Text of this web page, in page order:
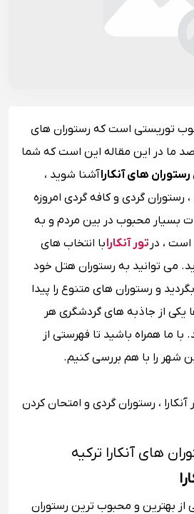
توریستی است که رستوران های
ما در این مقاله این است که شما
های آنکاراآشنا شوید ،
گردی و کافه گردی امروزه
بسیار محبوب در بین مردم و به
، در تور آنکارابا انتخاب های
می توانید به رستوران هتل خود
و رستوران های متنوع را پیدا
یکی از جاذبه های گردشگری هر
ما همراه باشید تا فهرستی از
شهر را با هم بررسی کنیم.
، رستوران گردی و امتحان کردن
های آنکارا ترکیه
از بهترین و محبوب ترین رستوران